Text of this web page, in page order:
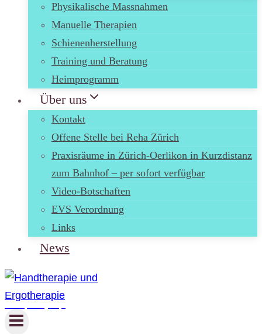
Physikalische Massnahmen
Manuelle Therapien
Schienenherstellung
Training und Beratung
Heimprogramm
Über uns
Kontakt
Offene Stelle bei Reha Zürich
Praxisräume in Zürich-Oerlikon in Kurzdistanz
zum Bahnhof – per sofort verfügbar
Video-Botschaften
EVS Verordnung
Links
News